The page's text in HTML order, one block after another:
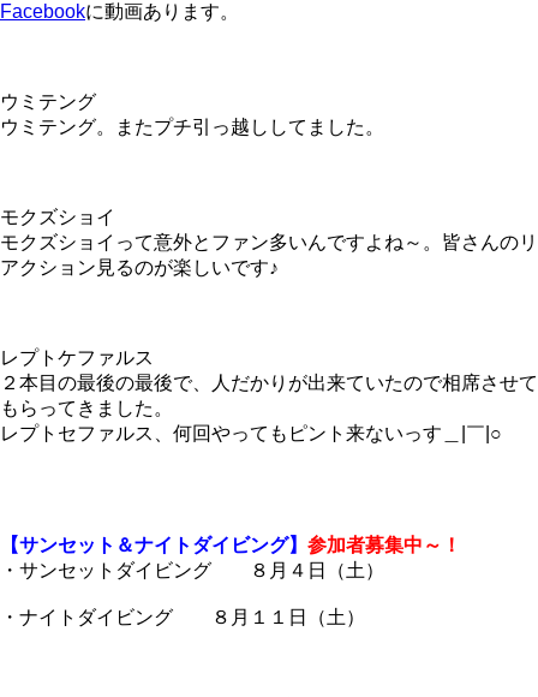
Facebookに動画あります。
ウミテング
ウミテング。またプチ引っ越ししてました。
モクズショイ
モクズショイって意外とファン多いんですよね～。皆さんのリ
アクション見るのが楽しいです♪
レプトケファルス
２本目の最後の最後で、人だかりが出来ていたので相席させて
もらってきました。
レプトセファルス、何回やってもピント来ないっす＿|￣|○
【サンセット＆ナイトダイビング】 参加者募集中～！
・サンセットダイビング ８月４日（土）
・ナイトダイビング ８月１１日（土）